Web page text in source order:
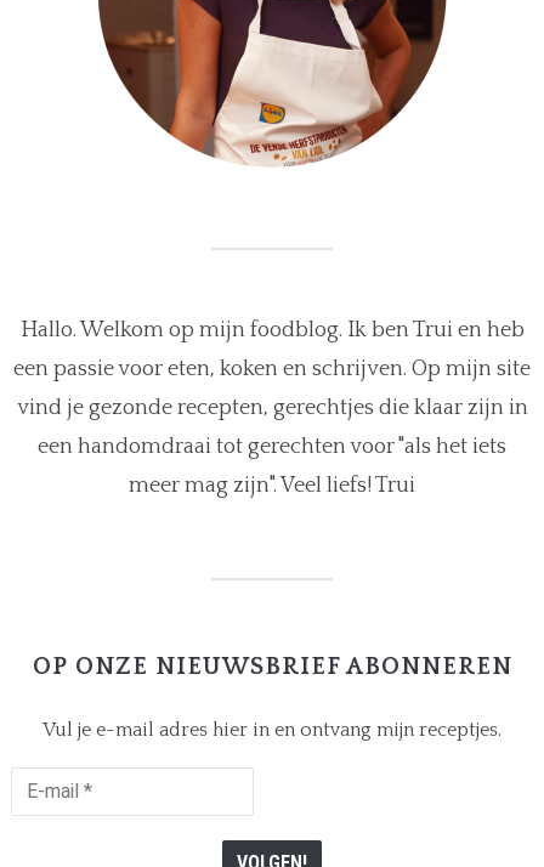
Hallo. Welkom op mijn foodblog. Ik ben Trui en heb
een passie voor eten, koken en schrijven. Op mijn site
vind je gezonde recepten, gerechtjes die klaar zijn in
een handomdraai tot gerechten voor "als het iets
meer mag zijn". Veel liefs! Trui
OP ONZE NIEUWSBRIEF ABONNEREN
Vul je e-mail adres hier in en ontvang mijn receptjes.
E-